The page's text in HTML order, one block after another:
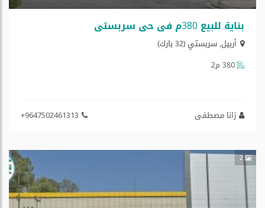
بنایة للبیع 380م في حي سربستي
أربيل,سربستي (32 بارك)
380 م2
زانا مصطفی +9647502461313
2